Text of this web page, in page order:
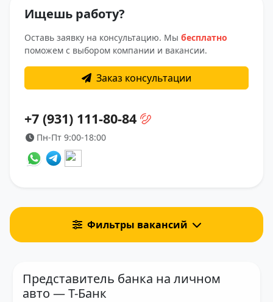
Фильтры вакансий
Ищешь работу?
Оставь заявку на консультацию. Мы бесплатно
поможем с выбором компании и вакансии.
Заказ консультации
+7 (931) 111-80-84
Пн-Пт 9:00-18:00
Представитель банка на личном
авто — Т-Банк